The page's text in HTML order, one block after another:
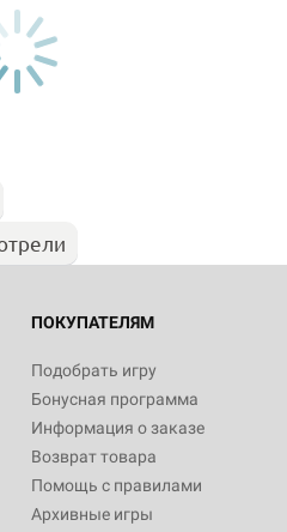
ПОКУПАТЕЛЯМ
Подобрать игру
Бонусная программа
Информация о заказе
Возврат товара
Помощь с правилами
Архивные игры